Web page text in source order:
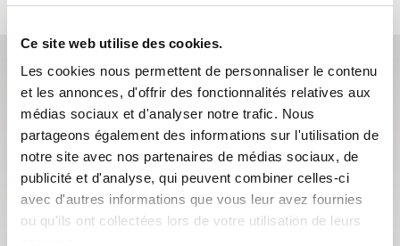
Ce site web utilise des cookies.
Les cookies nous permettent de personnaliser le contenu
et les annonces, d'offrir des fonctionnalités relatives aux
médias sociaux et d'analyser notre trafic. Nous
partageons également des informations sur l'utilisation de
notre site avec nos partenaires de médias sociaux, de
publicité et d'analyse, qui peuvent combiner celles-ci
avec d'autres informations que vous leur avez fournies
ou qu'ils ont collectées lors de votre utilisation de leurs
S'abonner à la newsletter
Les newsletters Breguet vous font découvrir les
actualités qui font vivre la Maison tout au long de l’année
et vous informent sur toutes les nouveautés.
S'abonner